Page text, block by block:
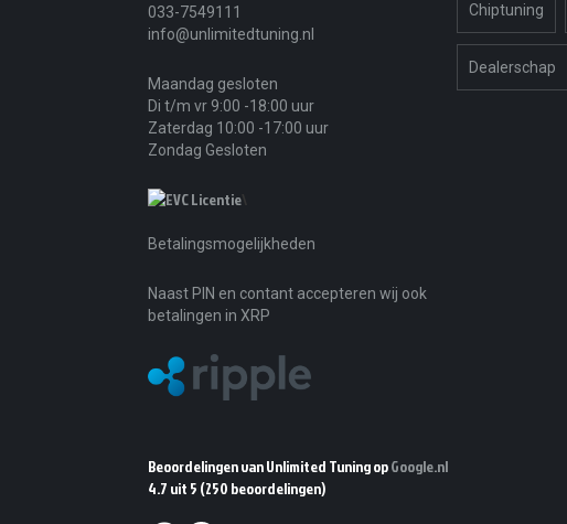
033-7549111
info@unlimitedtuning.nl
Maandag gesloten
Di t/m vr 9:00 -18:00 uur
Zaterdag 10:00 -17:00 uur
Zondag Gesloten
Betalingsmogelijkheden
Naast PIN en contant accepteren wij ook
betalingen in XRP
Beoordelingen van Unlimited Tuning opGoogle.nl
4.7 uit 5 (250 beoordelingen)
Chiptuning
Dealerschap